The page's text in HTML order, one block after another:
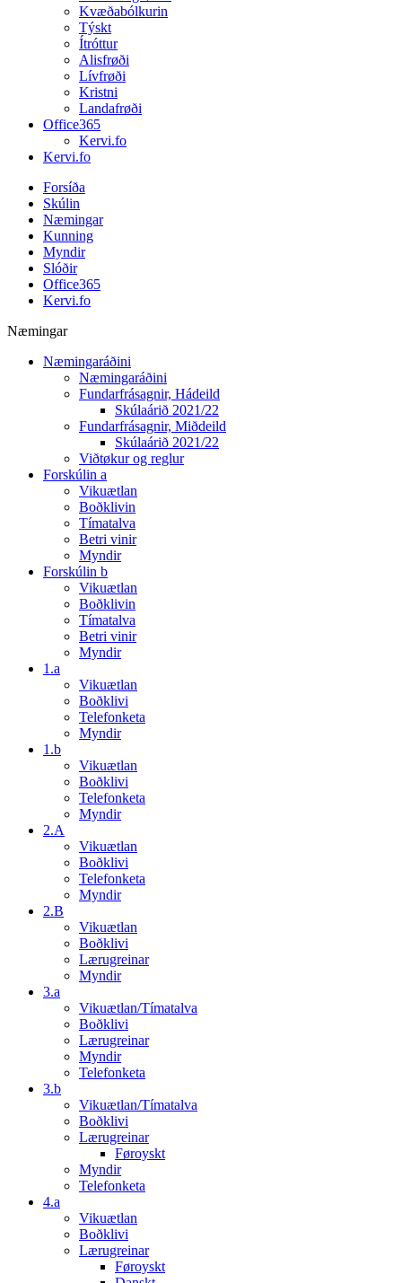
Kvæðabólkurin
Týskt
Ítróttur
Alisfrøði
Lívfrøði
Kristni
Landafrøði
Office365
Kervi.fo
Kervi.fo
Forsíða
Skúlin
Næmingar
Kunning
Myndir
Slóðir
Office365
Kervi.fo
Næmingar
Næmingaráðini
Næmingaráðini
Fundarfrásagnir, Hádeild
Skúlaárið 2021/22
Fundarfrásagnir, Miðdeild
Skúlaárið 2021/22
Viðtøkur og reglur
Forskúlin a
Vikuætlan
Boðklivin
Tímatalva
Betri vinir
Myndir
Forskúlin b
Vikuætlan
Boðklivin
Tímatalva
Betri vinir
Myndir
1.a
Vikuætlan
Boðklivi
Telefonketa
Myndir
1.b
Vikuætlan
Boðklivi
Telefonketa
Myndir
2.A
Vikuætlan
Boðklivi
Telefonketa
Myndir
2.B
Vikuætlan
Boðklivi
Lærugreinar
Myndir
3.a
Vikuætlan/Tímatalva
Boðklivi
Lærugreinar
Myndir
Telefonketa
3.b
Vikuætlan/Tímatalva
Boðklivi
Lærugreinar
Føroyskt
Myndir
Telefonketa
4.a
Vikuætlan
Boðklivi
Lærugreinar
Føroyskt